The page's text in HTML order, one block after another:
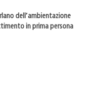
dell’ambientazione
in prima persona